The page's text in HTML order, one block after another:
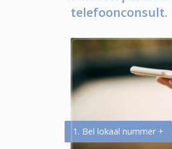
telefoonconsult.
1. Bel lokaal nummer +